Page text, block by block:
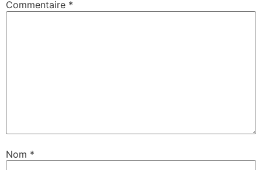
Commentaire *
Nom *